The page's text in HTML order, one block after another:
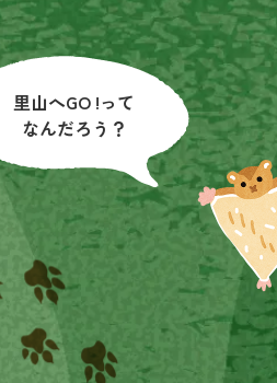
里山へGO !って
なんだろう？